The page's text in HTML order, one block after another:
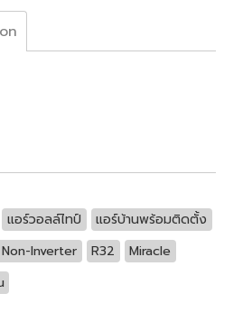
แอร์วอลล์ไทป์
แอร์บ้านพร้อมติดตั้ง
Non-Inverter R32
Miracle